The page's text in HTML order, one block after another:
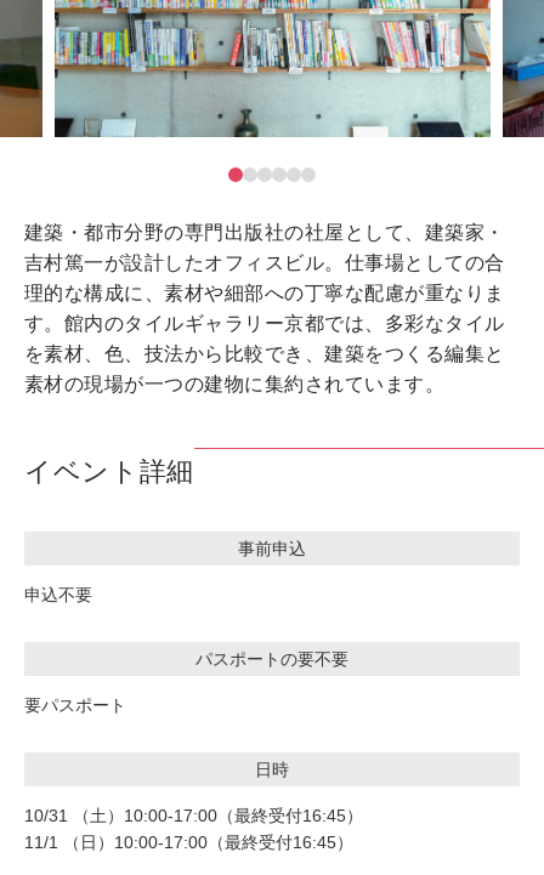
建築・都市分野の専門出版社の社屋として、建築家・
吉村篤一が設計したオフィスビル。仕事場としての合
理的な構成に、素材や細部への丁寧な配慮が重なりま
す。館内のタイルギャラリー京都では、多彩なタイル
を素材、色、技法から比較でき、建築をつくる編集と
素材の現場が一つの建物に集約されています。
イベント詳細
事前申込
申込不要
パスポートの要不要
要パスポート
日時
10/31 （土）10:00-17:00（最終受付16:45）
11/1 （日）10:00-17:00（最終受付16:45）